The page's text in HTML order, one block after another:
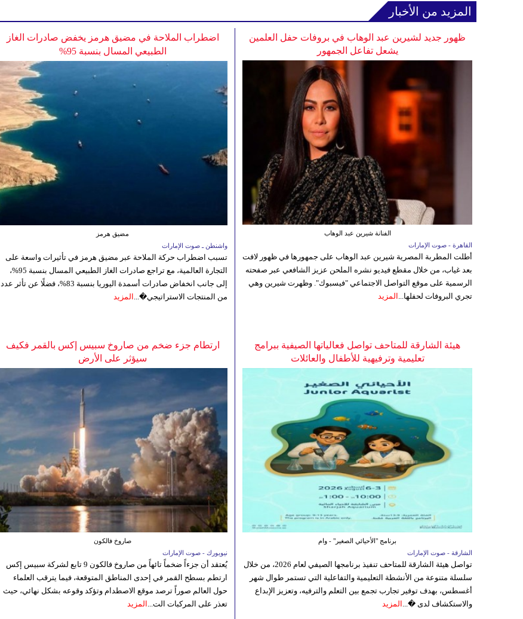
المزيد من الأخبار
اضطراب الملاحة في مضيق هرمز يخفض صادرات الغاز
الطبيعي المسال بنسبة 95%
مضيق هرمز
واشنطن ـ صوت الإمارات
تسبب اضطراب حركة الملاحة عبر مضيق هرمز في تأثيرات واسعة على
التجارة العالمية، مع تراجع صادرات الغاز الطبيعي المسال بنسبة 95%،
إلى جانب انخفاض صادرات أسمدة اليوريا بنسبة 83%، فضلًا عن تأثر عدد
من المنتجات الاستراتيجي�... المزيد
ظهور جديد لشيرين عبد الوهاب في بروفات حفل العلمين
يشعل تفاعل الجمهور
الفنانة شيرين عبد الوهاب
القاهرة - صوت الإمارات
أطلت المطربة المصرية شيرين عبد الوهاب على جمهورها في ظهور لافت
بعد غياب، من خلال مقطع فيديو نشره الملحن عزيز الشافعي عبر صفحته
الرسمية على موقع التواصل الاجتماعي "فيسبوك". وظهرت شيرين وهي
تجري البروفات لحفلها... المزيد
ارتطام جزء ضخم من صاروخ سبيس إكس بالقمر فكيف
سيؤثر على الأرض
صاروخ فالكون
نيويورك - صوت الإمارات
يُعتقد أن جزءاً ضخماً تائهاً من صاروخ فالكون 9 تابع لشركة سبيس إكس
ارتطم بسطح القمر في إحدى المناطق المتوقعة، فيما يترقب العلماء
حول العالم صوراً ترصد موقع الاصطدام وتؤكد وقوعه بشكل نهائي، حيث
تعذر على المركبات الت... المزيد
هيئة الشارقة للمتاحف تواصل فعالياتها الصيفية ببرامج
تعليمية وترفيهية للأطفال والعائلات
برنامج "الأحيائي الصغير" - وام
الشارقة - صوت الإمارات
تواصل هيئة الشارقة للمتاحف تنفيذ برنامجها الصيفي لعام 2026، من خلال
سلسلة متنوعة من الأنشطة التعليمية والتفاعلية التي تستمر طوال شهر
أغسطس، بهدف توفير تجارب تجمع بين التعلم والترفيه، وتعزيز الإبداع
والاستكشاف لدى �... المزيد